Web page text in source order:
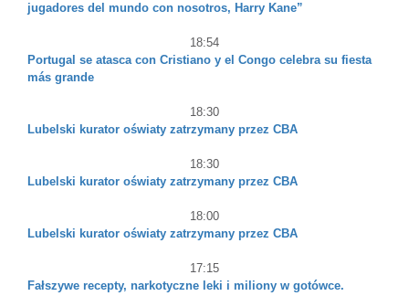
jugadores del mundo con nosotros, Harry Kane”
18:54
Portugal se atasca con Cristiano y el Congo celebra su fiesta
más grande
18:30
Lubelski kurator oświaty zatrzymany przez CBA
18:30
Lubelski kurator oświaty zatrzymany przez CBA
18:00
Lubelski kurator oświaty zatrzymany przez CBA
17:15
Fałszywe recepty, narkotyczne leki i miliony w gotówce.